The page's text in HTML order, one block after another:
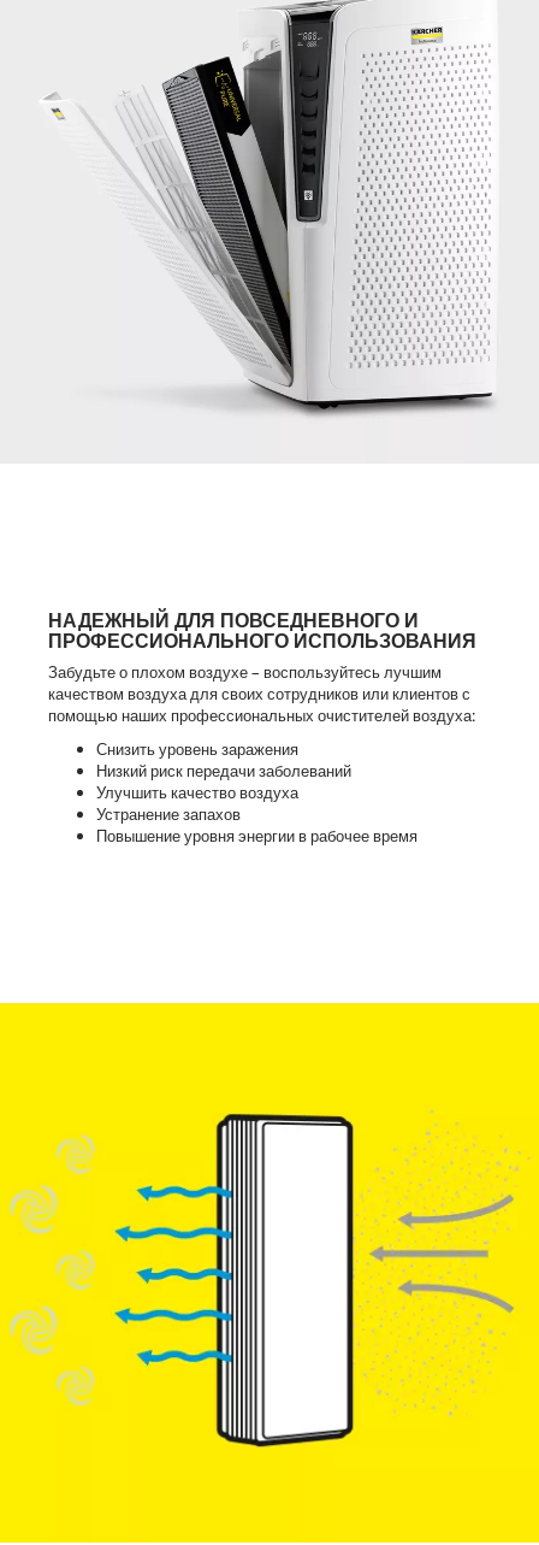
НАДЕЖНЫЙ ДЛЯ ПОВСЕДНЕВНОГО И
ПРОФЕССИОНАЛЬНОГО ИСПОЛЬЗОВАНИЯ
Забудьте о плохом воздухе – воспользуйтесь лучшим
качеством воздуха для своих сотрудников или клиентов с
помощью наших профессиональных очистителей воздуха:
Снизить уровень заражения
Низкий риск передачи заболеваний
Улучшить качество воздуха
Устранение запахов
Повышение уровня энергии в рабочее время